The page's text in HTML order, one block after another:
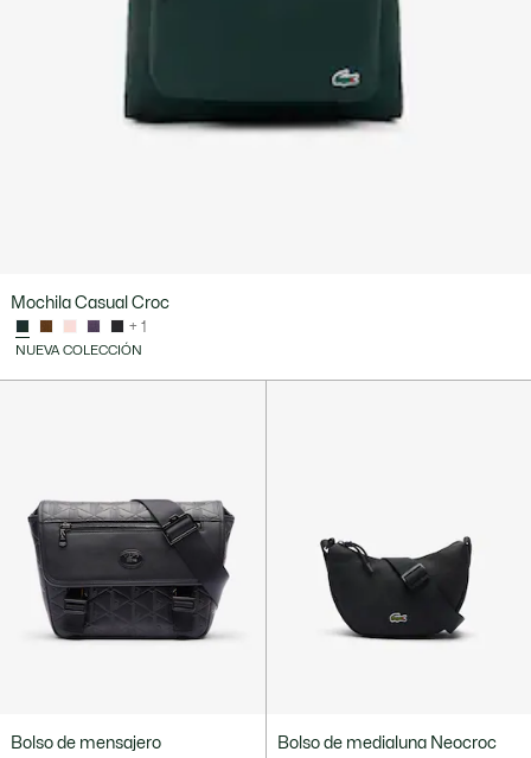
Mochila Casual Croc
+ 1
NUEVA COLECCIÓN
Bolso de mensajero
Bolso de medialuna Neocroc